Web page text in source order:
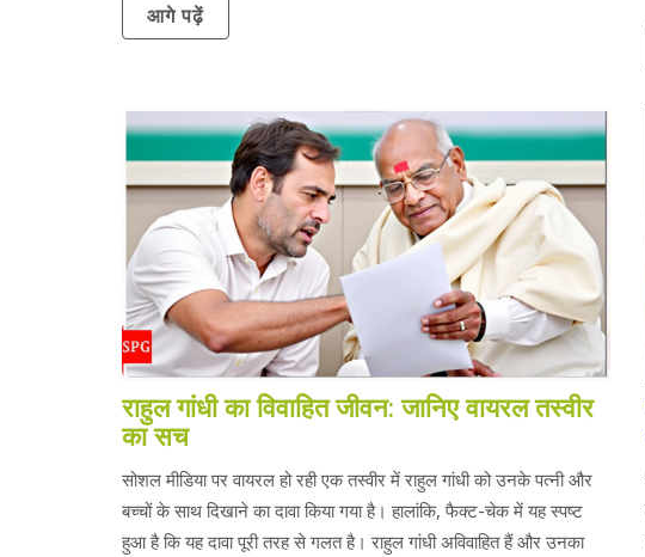
आगे पढ़ें
राहुल गांधी का विवाहित जीवन: जानिए वायरल तस्वीर
का सच
सोशल मीडिया पर वायरल हो रही एक तस्वीर में राहुल गांधी को उनके पत्नी और
बच्चों के साथ दिखाने का दावा किया गया है। हालांकि, फैक्ट-चेक में यह स्पष्ट
हुआ है कि यह दावा पूरी तरह से गलत है। राहुल गांधी अविवाहित हैं और उनका